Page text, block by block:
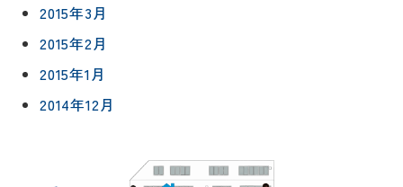
2015年3月
2015年2月
2015年1月
2014年12月